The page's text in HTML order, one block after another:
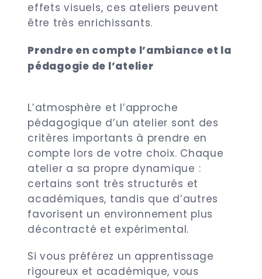
effets visuels, ces ateliers peuvent
être très enrichissants.
Prendre en compte l’ambiance et la
pédagogie de l’atelier
L’atmosphère et l’approche
pédagogique d’un atelier sont des
critères importants à prendre en
compte lors de votre choix. Chaque
atelier a sa propre dynamique :
certains sont très structurés et
académiques, tandis que d’autres
favorisent un environnement plus
décontracté et expérimental.
Si vous préférez un apprentissage
rigoureux et académique, vous